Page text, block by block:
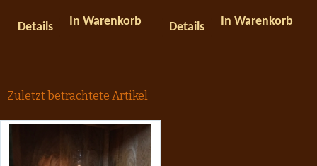
Details In Warenkorb Details In Warenkorb
Zuletzt betrachtete Artikel